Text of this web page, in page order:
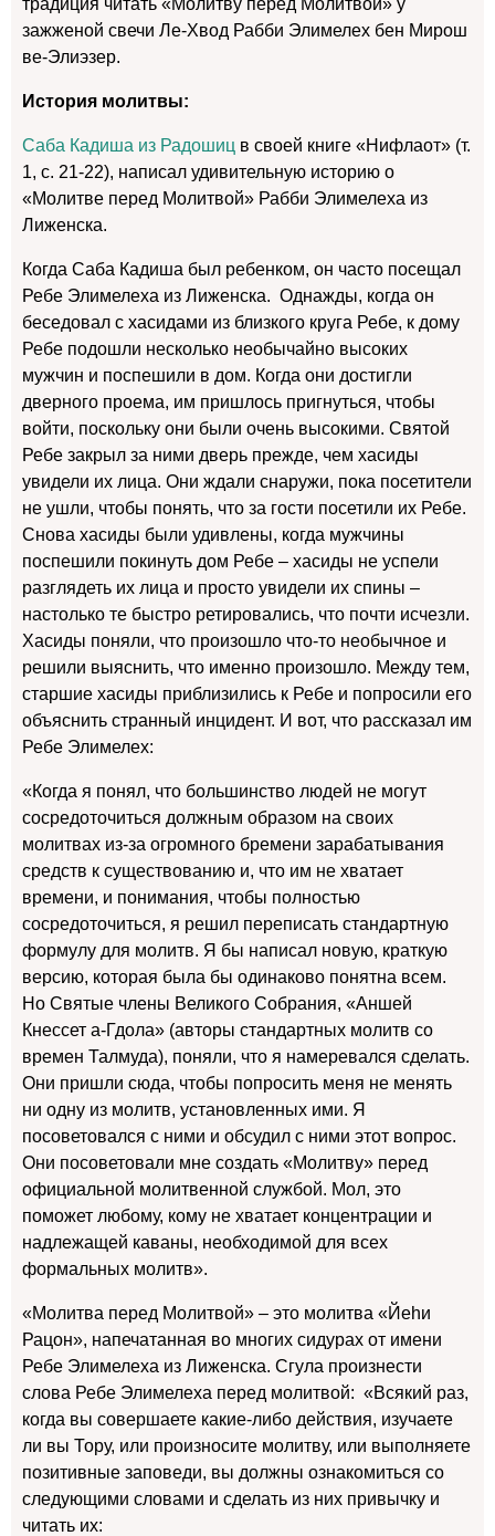
зажженой свечи Ле-Хвод Рабби Элимелех бен Мирош
ве-Элиэзер.
История молитвы:
Саба Кадиша из Радошиц в своей книге «Нифлаот» (т.
1, с. 21-22), написал удивительную историю о
«Молитве перед Молитвой» Рабби Элимелеха из
Лиженска.
Когда Саба Кадиша был ребенком, он часто посещал
Ребе Элимелеха из Лиженска. Однажды, когда он
беседовал с хасидами из близкого круга Ребе, к дому
Ребе подошли несколько необычайно высоких
мужчин и поспешили в дом. Когда они достигли
дверного проема, им пришлось пригнуться, чтобы
войти, поскольку они были очень высокими. Святой
Ребе закрыл за ними дверь прежде, чем хасиды
увидели их лица. Они ждали снаружи, пока посетители
не ушли, чтобы понять, что за гости посетили их Ребе.
Снова хасиды были удивлены, когда мужчины
поспешили покинуть дом Ребе – хасиды не успели
разглядеть их лица и просто увидели их спины –
настолько те быстро ретировались, что почти исчезли.
Хасиды поняли, что произошло что-то необычное и
решили выяснить, что именно произошло. Между тем,
старшие хасиды приблизились к Ребе и попросили его
объяснить странный инцидент. И вот, что рассказал им
Ребе Элимелех:
«Когда я понял, что большинство людей не могут
сосредоточиться должным образом на своих
молитвах из-за огромного бремени зарабатывания
средств к существованию и, что им не хватает
времени, и понимания, чтобы полностью
сосредоточиться, я решил переписать стандартную
формулу для молитв. Я бы написал новую, краткую
версию, которая была бы одинаково понятна всем.
Но Святые члены Великого Собрания, «Аншей
Кнессет а-Гдола» (авторы стандартных молитв со
времен Талмуда), поняли, что я намеревался сделать.
Они пришли сюда, чтобы попросить меня не менять
ни одну из молитв, установленных ими. Я
посоветовался с ними и обсудил с ними этот вопрос.
Они посоветовали мне создать «Молитву» перед
официальной молитвенной службой. Мол, это
поможет любому, кому не хватает концентрации и
надлежащей каваны, необходимой для всех
формальных молитв».
«Молитва перед Молитвой» – это молитва «Йеhи
Рацон», напечатанная во многих сидурах от имени
Ребе Элимелеха из Лиженска. Сгула произнести
слова Ребе Элимелеха перед молитвой: «Всякий раз,
когда вы совершаете какие-либо действия, изучаете
ли вы Тору, или произносите молитву, или выполняете
позитивные заповеди, вы должны ознакомиться со
следующими словами и сделать из них привычку и
читать их: